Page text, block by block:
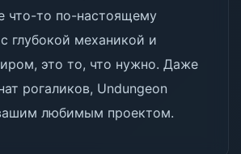
что-то по-настоящему
глубокой механикой и
это то, что нужно. Даже
рогаликов, Undungeon
любимым проектом.